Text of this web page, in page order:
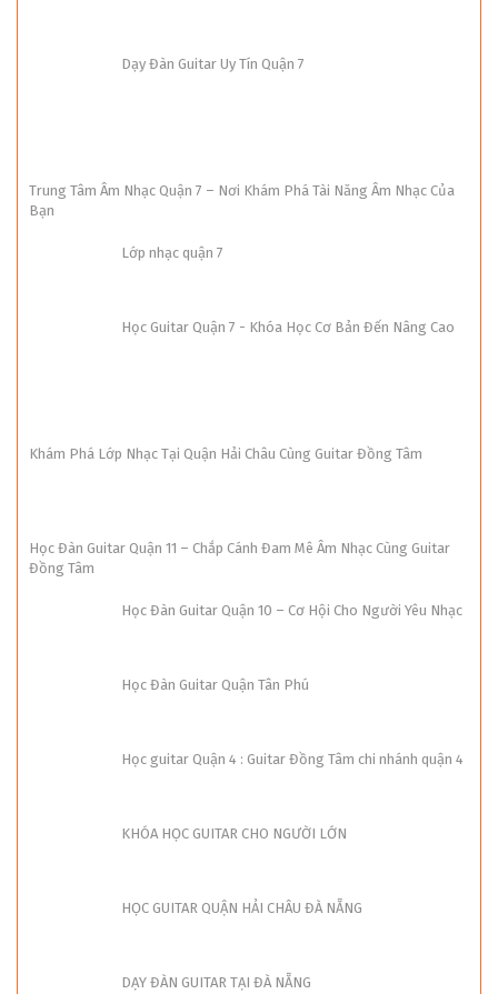
Dạy Đàn Guitar Uy Tín Quận 7
Trung Tâm Âm Nhạc Quận 7 – Nơi Khám Phá Tài Năng Âm Nhạc Của
Bạn
Lớp nhạc quận 7
Học Guitar Quận 7 - Khóa Học Cơ Bản Đến Nâng Cao
Khám Phá Lớp Nhạc Tại Quận Hải Châu Cùng Guitar Đồng Tâm
Học Đàn Guitar Quận 11 – Chắp Cánh Đam Mê Âm Nhạc Cùng Guitar
Đồng Tâm
Học Đàn Guitar Quận 10 – Cơ Hội Cho Người Yêu Nhạc
Học Đàn Guitar Quận Tân Phú
Học guitar Quận 4 : Guitar Đồng Tâm chi nhánh quận 4
KHÓA HỌC GUITAR CHO NGƯỜI LỚN
HỌC GUITAR QUẬN HẢI CHÂU ĐÀ NẴNG
DẠY ĐÀN GUITAR TẠI ĐÀ NẴNG